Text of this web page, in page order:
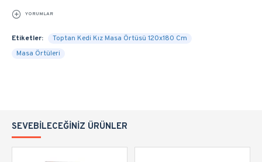
YORUMLAR
Etiketler:
Toptan Kedi Kız Masa Örtüsü 120x180 Cm
Masa Örtüleri
SEVEBILECEĞINIZ ÜRÜNLER